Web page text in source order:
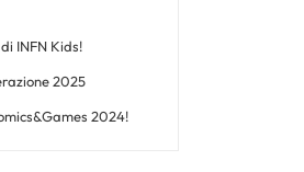
INFN Kids!
2025
2024!